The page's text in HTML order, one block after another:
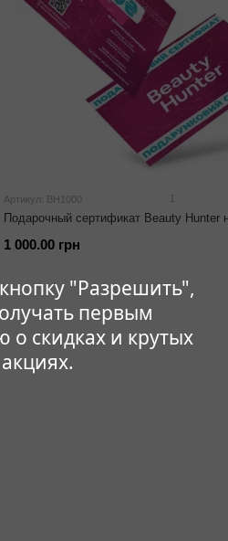
"Разрешить",
первым
скидках и крутых
акциях.
Артикул: BH1000
Подарочный сертификат Beauty Hunter
1 000.00 грн